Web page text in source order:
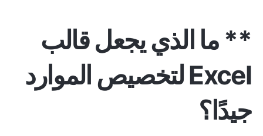
** ما الذي يجعل قالب
Excel لتخصيص الموارد
جيدًا؟